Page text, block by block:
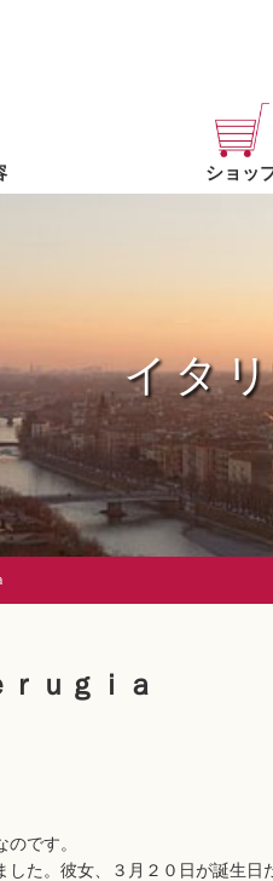
ショッ
イタ
ｕｇｉａ
です。
た。彼女、３月２０日が誕生日